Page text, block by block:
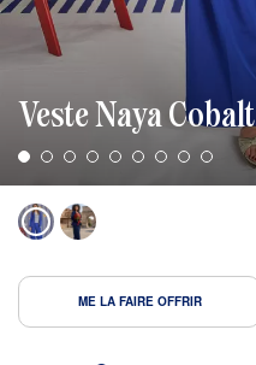
Veste Naya Cobalt
ME LA FAIRE OFFRIR